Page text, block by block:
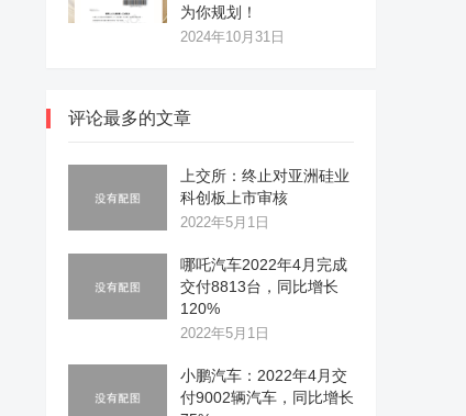
为你规划！
2024年10月31日
评论最多的文章
上交所：终止对亚洲硅业
科创板上市审核
2022年5月1日
哪吒汽车2022年4月完成
交付8813台，同比增长
120%
2022年5月1日
小鹏汽车：2022年4月交
付9002辆汽车，同比增长